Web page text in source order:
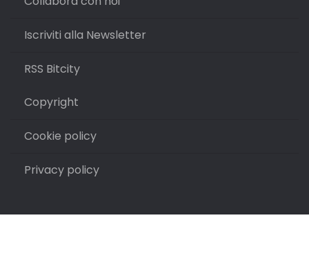
Iscriviti alla Newsletter
RSS Bitcity
Copyright
Cookie policy
Privacy policy